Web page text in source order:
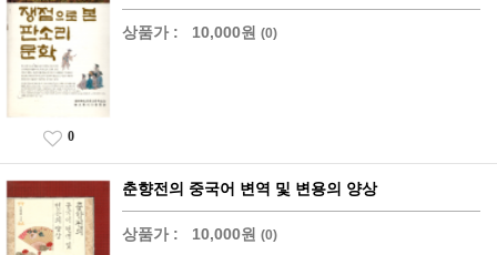
상품가 : 10,000원 (0)
0
춘향전의 중국어 변역 및 변용의 양상
상품가 : 10,000원 (0)